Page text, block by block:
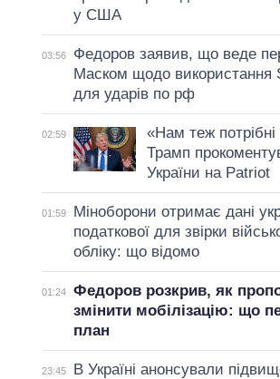
у США
03:56
Федоров заявив, що веде
Маском щодо використання
для ударів по рф
02:59
«Нам теж потрібні
Трамп
України на Patriot
01:59
Міноборони отримає дані
податкової для звірки
обліку: що відомо
01:24
Федоров розкрив, як
змінити мобілізацію: що
план
23:45
В Україні анонсували